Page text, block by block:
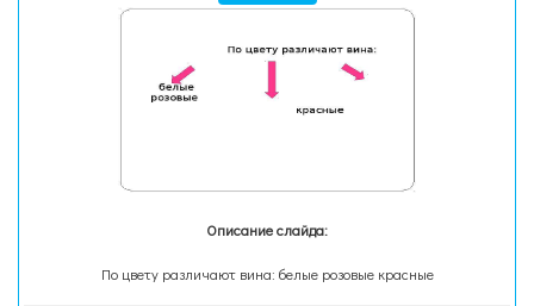
Описание слайда:
По цвету различают вина: белые розовые красные